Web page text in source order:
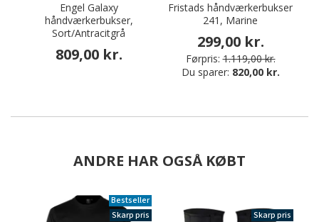
Engel Galaxy
håndværkerbukser,
Sort/Antracitgrå
809,00 kr.
Fristads håndværkerbukser
241, Marine
299,00 kr.
Førpris: 1.119,00 kr.
Du sparer: 820,00 kr.
ANDRE HAR OGSÅ KØBT
Bestseller
Skarp pris
Skarp pris